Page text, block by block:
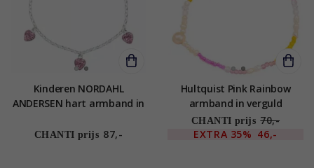
Kinderen NORDAHL
ANDERSEN hart armband in
zirkoon
CHANTI prijs 87,-
Hultquist Pink Rainbow
armband in verguld
sterlingzilver
CHANTI prijs 70,-
EXTRA 35% 46,-